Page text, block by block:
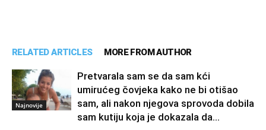
RELATED ARTICLES MORE FROM AUTHOR
Najnovije
Pretvarala sam se da sam kći
umirućeg čovjeka kako ne bi otišao
sam, ali nakon njegova sprovoda dobila
sam kutiju koja je dokazala da...